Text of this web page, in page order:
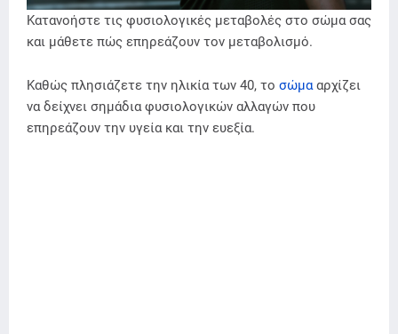
Κατανοήστε τις φυσιολογικές μεταβολές στο σώμα σας
και μάθετε πώς επηρεάζουν τον μεταβολισμό.
Καθώς πλησιάζετε την ηλικία των 40, το σώμααρχίζει
να δείχνει σημάδια φυσιολογικών αλλαγών που
επηρεάζουν την υγεία και την ευεξία.